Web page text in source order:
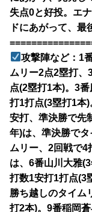
失点0と好投。エ
ドにあがって、最
攻撃陣など：1
ムリー2点2塁打、
点(2塁打1本)。3
打1打点(3塁打1本
安打、準決勝で先
年)は、準決勝で
ムリー、2回戦で4
は、6番山川大雅
打数1安打1打点(3
勝ち越しのタイム
打2本)。9番稲岡